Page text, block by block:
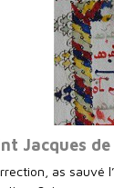
Jacques
as sauvé